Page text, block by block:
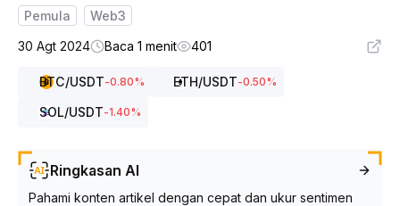
Pemula
Web3
30 Agt 2024
Baca 1 menit 401
BTC/USDT-0.80% ETH/USDT-0.50%
SOL/USDT-1.40%
Ringkasan AI
Pahami konten artikel dengan cepat dan ukur sentimen